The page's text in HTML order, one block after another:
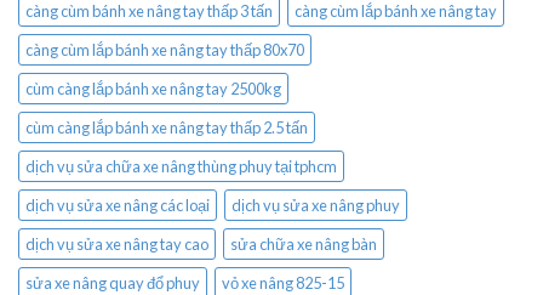
càng cùm bánh xe nâng tay thấp 3 tấn
càng cùm lắp bánh xe nâng tay
càng cùm lắp bánh xe nâng tay thấp 80x70
cùm càng lắp bánh xe nâng tay 2500kg
cùm càng lắp bánh xe nâng tay thấp 2.5 tấn
dịch vụ sửa chữa xe nâng thùng phuy tại tphcm
dịch vụ sửa xe nâng các loại
dịch vụ sửa xe nâng phuy
dịch vụ sửa xe nâng tay cao
sửa chữa xe nâng bàn
sửa xe nâng quay đổ phuy
vỏ xe nâng 825-15